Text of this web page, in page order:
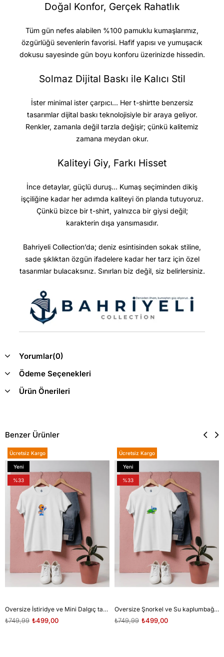
Doğal Konfor, Gerçek Rahatlık
Tüm gün nefes alabilen %100 pamuklu kumaşlarımız,
özgürlüğü sevenlerin favorisi. Hafif yapısı ve yumuşacık
dokusu sayesinde gün boyu konforu üzerinizde hissedin.
Solmaz Dijital Baskı ile Kalıcı Stil
İster minimal ister çarpıcı… Her t-shirtte benzersiz
tasarımlar dijital baskı teknolojisiyle bir araya geliyor.
Renkler, zamanla değil tarzla değişir; çünkü kalitemiz
zamana meydan okur.
Kaliteyi Giy, Farkı Hisset
İnce detaylar, güçlü duruş… Kumaş seçiminden dikiş
işçiliğine kadar her adımda kaliteyi ön planda tutuyoruz.
Çünkü bizce bir t-shirt, yalnızca bir giysi değil;
karakterin dışa yansımasıdır.
Bahriyeli Collection’da; deniz esintisinden sokak stiline,
sade şıklıktan özgün ifadelere kadar her tarz için özel
tasarımlar bulacaksınız. Sınırları biz değil, siz belirlersiniz.
Yorumlar(0)
Ödeme Seçenekleri
Ürün Önerileri
Benzer Ürünler
Oversize İstiridye ve Mini Dalgıç tasarım unisex T-shirt
₺499,00
₺749,99
Ücretsiz Kargo
Yeni
Ürün
%33
Oversize Şnorkel ve Su kaplumbağası tasarım unisex T-shirt
₺499,00
₺749,99
Ücretsiz Kargo
Yeni
Ürün
%33